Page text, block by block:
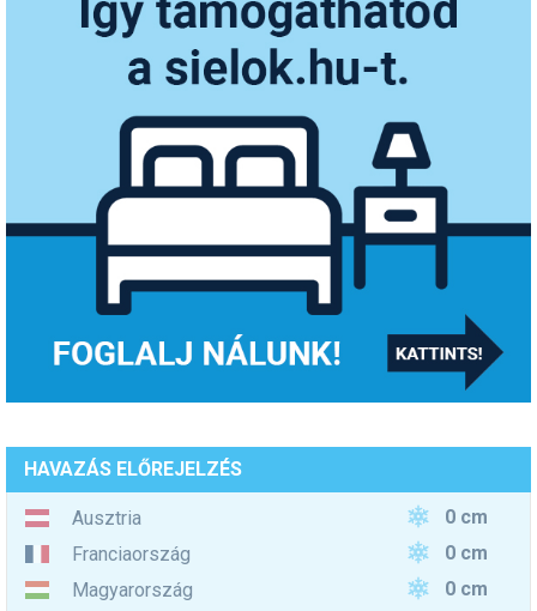
HAVAZÁS ELŐREJELZÉS
Ausztria
0 cm
Franciaország
0 cm
Magyarország
0 cm